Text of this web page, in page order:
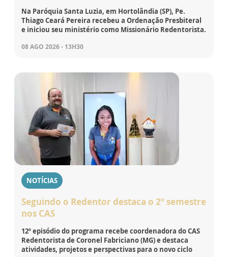
Na Paróquia Santa Luzia, em Hortolândia (SP), Pe.
Thiago Ceará Pereira recebeu a Ordenação Presbiteral
e iniciou seu ministério como Missionário Redentorista.
08 AGO 2026 - 13H30
NOTÍCIAS
Seguindo o Redentor destaca o 2º semestre
nos CAS
12º episódio do programa recebe coordenadora do CAS
Redentorista de Coronel Fabriciano (MG) e destaca
atividades, projetos e perspectivas para o novo ciclo